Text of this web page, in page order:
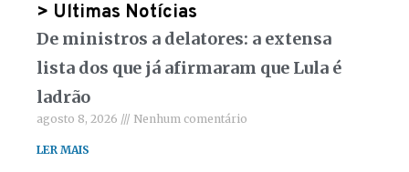
> Ultimas Notícias
De ministros a delatores: a extensa
lista dos que já afirmaram que Lula é
ladrão
agosto 8, 2026 Nenhum comentário
LER MAIS